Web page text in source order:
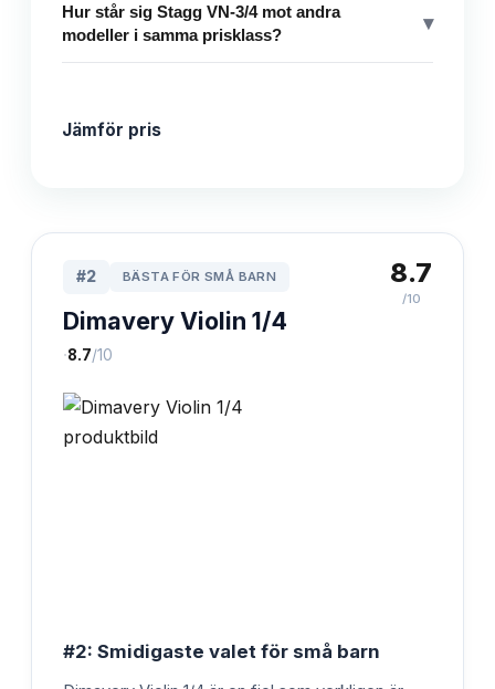
Hur står sig Stagg VN-3/4 mot andra
modeller i samma prisklass?
▾
Jämför pris
#2 BÄSTA FÖR SMÅ BARN
Dimavery Violin 1/4
·8.7/10
8.7
/10
#2: Smidigaste valet för små barn